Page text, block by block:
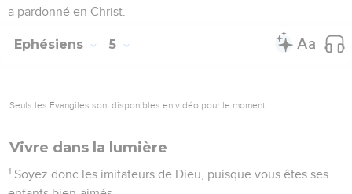
a pardonné en Christ.
Ephésiens 5
Seuls les Évangiles sont disponibles en vidéo pour le moment.
Vivre dans la lumière
1 Soyez donc les imitateurs de Dieu, puisque vous êtes ses